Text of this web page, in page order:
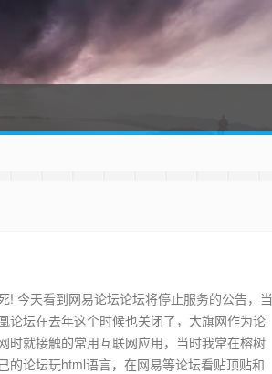
! 今天看到网易论坛论坛将停止服务的公告，当
论坛在去年这个时候也关闭了，大旗网作为论
时就接触的常用互联网应用，当时我常在榕树
的论坛玩html语言，在网易等论坛看贴顶贴和